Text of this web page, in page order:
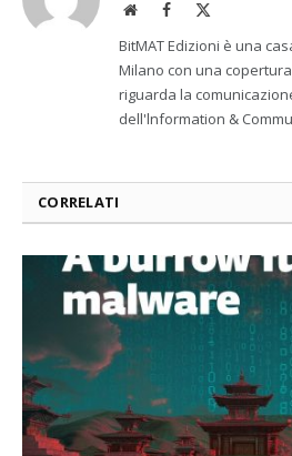
WebsiteFacebook
BitMAT Edizioni è una
Milano con una
riguarda la
dell'lnformation &
CORRELATI